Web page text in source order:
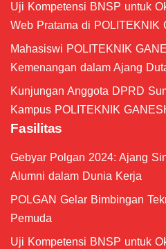
Uji Kompetensi BNSP untuk
Web Pratama di POLITEKNIK
Mahasiswi POLITEKNIK
Kemenangan dalam Ajang
Kunjungan Anggota DPRD
Kampus POLITEKNIK
Fasilitas
Gebyar Polgan 2024: Ajang
Alumni dalam Dunia Kerja
POLGAN Gelar Bimbingan
Pemuda
Uji Kompetensi BNSP untuk